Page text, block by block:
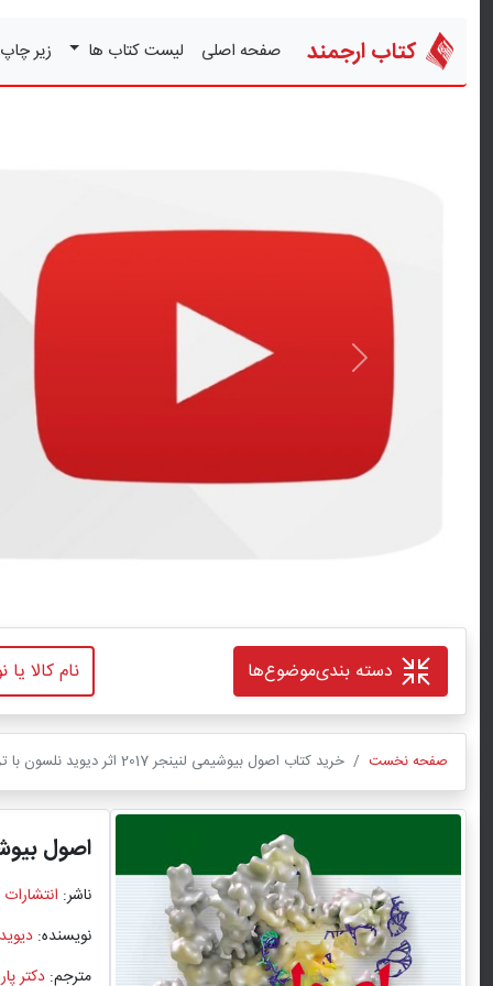
کتاب ارجمند صفحه اصلی لیست کتاب ها زیر چاپ
قبلی
دسته بندیموضوع‌ها
صفحه نخست خرید کتاب اصول بیوشیمی لنینجر 2017 اثر دیوید نلسون با ترجمه دکتر پارسا قوام با تخفیف ویژه
اصول بیوشیمی
ناشر:
نویسنده:
مترجم: دکتر